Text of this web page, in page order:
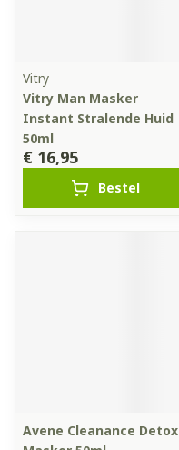
Vitry
Vitry Man Masker
Instant Stralende Huid
50ml
€ 16,95
Bestel
Avene Cleanance Detox